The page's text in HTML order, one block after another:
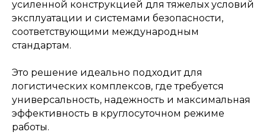
усиленной конструкцией для тяжелых условий
эксплуатации и системами безопасности,
соответствующими международным
стандартам.
Это решение идеально подходит для
логистических комплексов, где требуется
универсальность, надежность и максимальная
эффективность в круглосуточном режиме
работы.